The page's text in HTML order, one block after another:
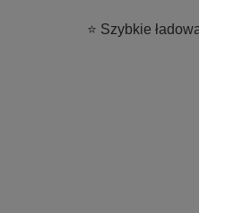
⭐ Szybkie ładowanie